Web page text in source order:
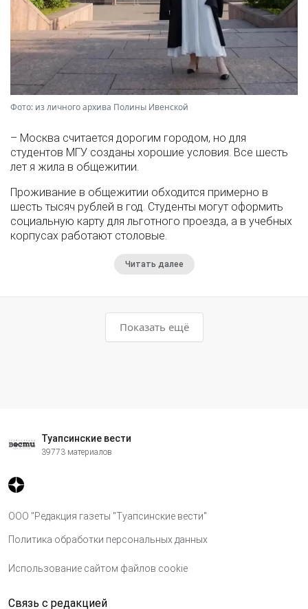
Фото: из личного архива Полины Ивенской
– Москва считается дорогим городом, но для
студентов МГУ созданы хорошие условия. Все шесть
лет я жила в общежитии.
Проживание в общежитии обходится примерно в
шесть тысяч рублей в год. Студенты могут оформить
социальную карту для льготного проезда, а в учебных
корпусах работают столовые.
Читать далее
Показать ещё
Туапсинские вести
39773 материалов
ООО "Редакция газеты "Туапсинские вести"
Политика обработки персональных данных
Использование сайтом файлов cookie
Связь с редакцией